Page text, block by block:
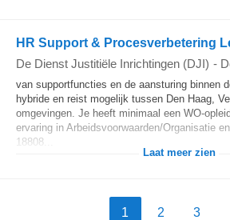
HR Support & Procesverbetering
De Dienst Justitiële Inrichtingen (DJI) -
van supportfuncties en de aansturing binnen
hybride en reist mogelijk tussen Den Haag,
omgevingen. Je heeft minimaal een WO-
ervaring in Arbeidsvoorwaarden/Organisatie en
18808...
Laat meer zien
1 2 3